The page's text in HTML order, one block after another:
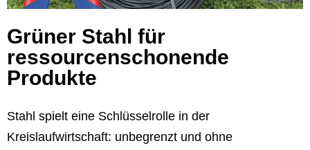
Grüner Stahl für
ressourcenschonende
Produkte
Stahl spielt eine Schlüsselrolle in der
Kreislaufwirtschaft: unbegrenzt und ohne